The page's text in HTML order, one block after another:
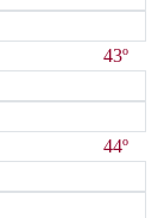
43º
44º